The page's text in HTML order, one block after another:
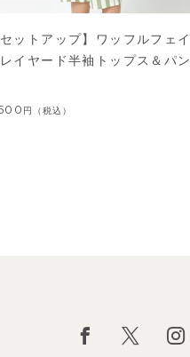
セットアップ】ワッフルフェイ
イヤード半袖トップス＆パン
円 （税込）